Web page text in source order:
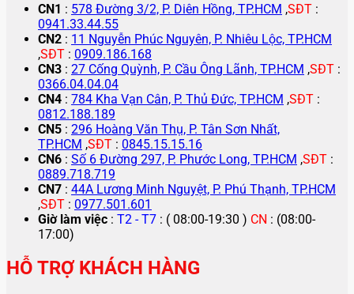
CN1 : 578 Đường 3/2, P. Diên Hồng, TP.HCM ,SĐT :
0941.33.44.55
CN2 : 11 Nguyễn Phúc Nguyên, P. Nhiêu Lộc, TP.HCM
,SĐT : 0909.186.168
CN3 : 27 Cống Quỳnh, P. Cầu Ông Lãnh, TP.HCM ,SĐT :
0366.04.04.04
CN4 : 784 Kha Vạn Cân, P. Thủ Đức, TP.HCM ,SĐT :
0812.188.189
CN5 : 296 Hoàng Văn Thụ, P. Tân Sơn Nhất,
TP.HCM ,SĐT : 0845.15.15.16
CN6 : Số 6 Đường 297, P. Phước Long, TP.HCM ,SĐT :
0889.718.719
CN7 : 44A Lương Minh Nguyệt, P. Phú Thạnh, TP.HCM
,SĐT : 0977.501.601
Giờ làm việc : T2 - T7 : ( 08:00-19:30 ) CN : (08:00-
17:00)
HỖ TRỢ KHÁCH HÀNG